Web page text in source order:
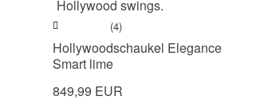
(4)
Hollywoodschaukel Elegance
Smart lime
849,99 EUR